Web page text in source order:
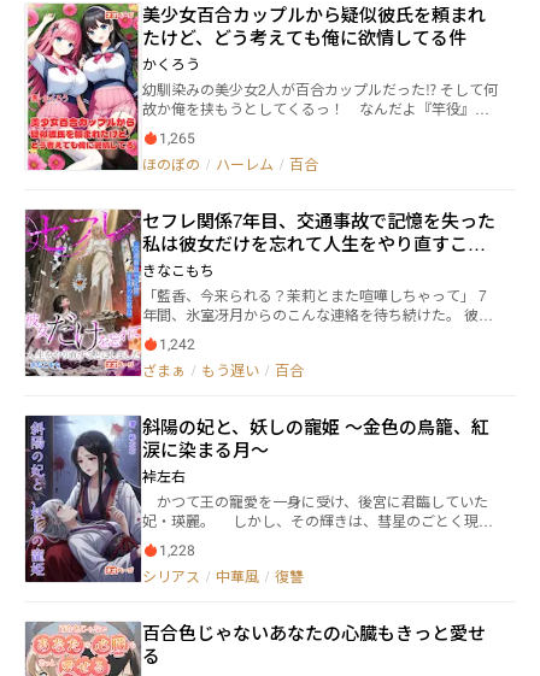
は毎日のように、航太に言い聞かせる。 「ママは役立
たずだ」 「ママには近づくな」 「ママみたいになる
な」 その言葉は、幼い耳に、日々刻み込まれていっ
た。 そして、今日――。 夫は航太を連れて空港へ向かっ
た。 心の中で十年間も生き続けていた「初恋の人」を
迎えに行くために。 そのことを、私は知っていた。 知
っていても、止めることはできなかった。 ただ、見届
けるしかなかった。 私は人混みに紛れ、柱の影に身を
潜めて、その光景を見ていた。 花束を抱えた夫。 きれ
女。 航太が駆け寄る。 まるで練習してきたかのよう
に、完璧な笑顔で、こう言った。 「おばさん、僕のマ
マになってよ！ 今のママより百倍いい！」 その瞬
間、心の中で何かが音を立てて砕け散った。 夫でも、
姑でも、世間でもない。 ――私の息子が、私を捨てたの
だ。 すべてが終わったと思った。 けれど――。 その女性
は、夫を見なかった。 息子も見なかった。 花束も、歓
声も、カメラも、 ひとつ見なかった。 ただ、人混みの
奥、柱の影で立ち尽くす私を見つめていた。 秋月涼
葉。 冷たい眼差しを持ち、誰にも媚びず、誰が用意し
の瞬間、初めて思った。 この世界に、私を「人」とし
て見てくれる人がいるのだと。 なぜ彼女は私を選んだ
のか。 なぜ、たった一言で夫の用意した舞台を踏み砕
いたのか。 なぜ、私の手を握ったのか。 ――その答えを探
していく中で、私は気づいた。 七年間、私はずっと、
他人が書いた台本の中で生きていたのだ。 今度は――私が
美少女百合カップルから疑似彼氏を頼まれ
たけど、どう考えても俺に欲情してる件
かくろう
幼馴染みの美少女2人が百合カップルだった⁉ そして何
故か俺を挟もうとしてくるっ！ なんだよ『竿役』っ
てよぅっ！ だけど百合の2人が自分達のためにってい
うより、なんだか俺に積極的な態度にちょっと違和感
を感じる。 もしかして、カップルのためじゃなくて、
くる。 しかも何故かみんな百合なのである。 そして、
俺の百合に挟まれるほのぼのハーレムライフが始まり
を告げる。 ※暗い設定はありません。百合ヒロインで
すがあくまで男主人公のハーレムものです。
1,265
ほのぼの / ハーレム / 百合
セフレ関係7年目、交通事故で記憶を失った
私は彼女だけを忘れて人生をやり直すこと
にしました
きなこもち
「藍香、今来られる？茉莉とまた喧嘩しちゃって」 7
年間、氷室冴月からのこんな連絡を待ち続けた。 彼女
が私を必要とする瞬間だけが、私の存在意義だった。
ラブホで抱かれた後、いつものように言われる。 「帰
って。明日茉莉が帰ってくるから」 その夜、暴雨の中
された3247枚の写真、100回以上のホテル記録、そし
て「私はあの子の代わりもの」と書かれた日記。 過去
の自分がどれほど惨めだったかを知った瞬間、私は決
めた—— この記憶は、もう二度と取り戻さない。 すべ
てを削除し、ブロックした。 新しい人生が、今日から
始まる。 でも、私をセフレとしか思っていなかったは
ずの彼女は、 なぜか今になって泣きながら追いかけて
きた。
1,242
ざまぁ / もう遅い / 百合
斜陽の妃と、妖しの寵姫 ～金色の鳥籠、紅
涙に染まる月～
裃左右
かつて王の寵愛を一身に受け、後宮に君臨していた
妃・瑛麗。 しかし、その輝きは、彗星のごとく現れ
た若く妖艶な姫・月華によって、脆くも翳りを見せ始
める。 嫉妬、策略、そして裏切り――。 美しくも残酷
な宮廷で、二人の女の運命が複雑に絡み合う。 「陛下
手を差し伸べる月華。 彼女の真の目的とは？ そし
て、彼女が秘める壮絶な過去とは？ 忠誠を誓う若き
1,228
シリアス / 中華風 / 復讐
百合色じゃないあなたの心臓もきっと愛せ
る